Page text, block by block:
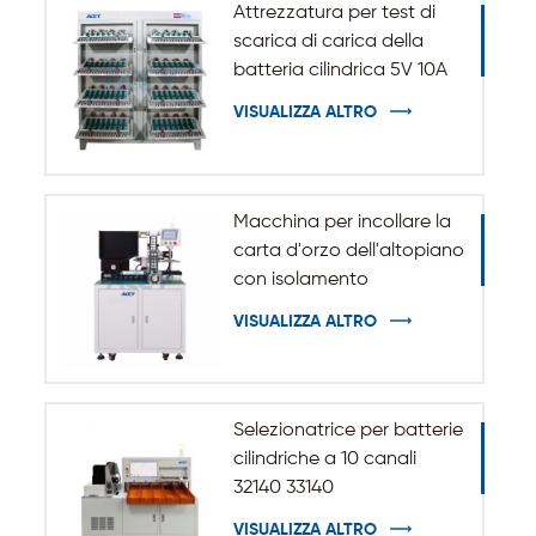
Attrezzatura per test di
scarica di carica della
batteria cilindrica 5V 10A
VISUALIZZA ALTRO
Macchina per incollare la
carta d'orzo dell'altopiano
con isolamento
VISUALIZZA ALTRO
Selezionatrice per batterie
cilindriche a 10 canali
32140 33140
VISUALIZZA ALTRO